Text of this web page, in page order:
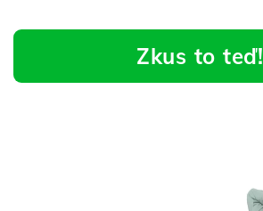
Zkus to teď!